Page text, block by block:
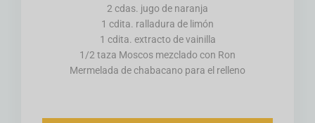
2 cdas. jugo de naranja
1 cdita. ralladura de limón
1 cdita. extracto de vainilla
1/2 taza Moscos mezclado con Ron
Mermelada de chabacano para el relleno